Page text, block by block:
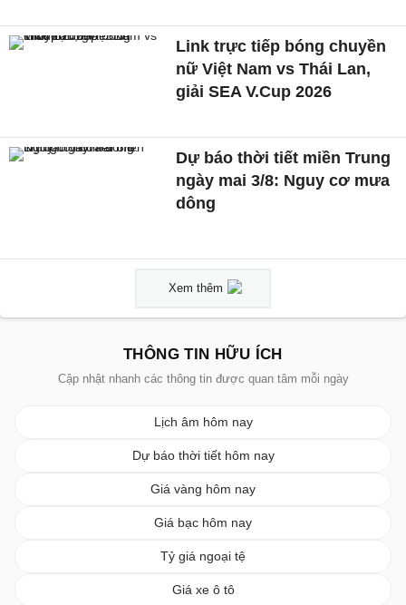
Link trực tiếp bóng chuyền
nữ Việt Nam vs Thái Lan,
giải SEA V.Cup 2026
Dự báo thời tiết miền Trung
ngày mai 3/8: Nguy cơ mưa
dông
Xem thêm
THÔNG TIN HỮU ÍCH
Cập nhật nhanh các thông tin được quan tâm mỗi ngày
Lịch âm hôm nay
Dự báo thời tiết hôm nay
Giá vàng hôm nay
Giá bạc hôm nay
Tỷ giá ngoại tệ
Giá xe ô tô